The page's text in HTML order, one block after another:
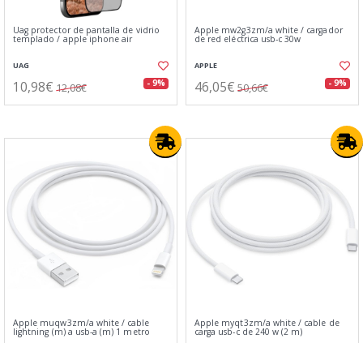
Uag protector de pantalla de vidrio
templado / apple iphone air
UAG
10,98€ 12,08€ - 9%
Apple mw2g3zm/a white / cargador
de red eléctrica usb-c 30w
APPLE
46,05€ 50,66€ - 9%
Apple muqw3zm/a white / cable
lightning (m) a usb-a (m) 1 metro
Apple myqt3zm/a white / cable de
carga usb‑c de 240 w (2 m)